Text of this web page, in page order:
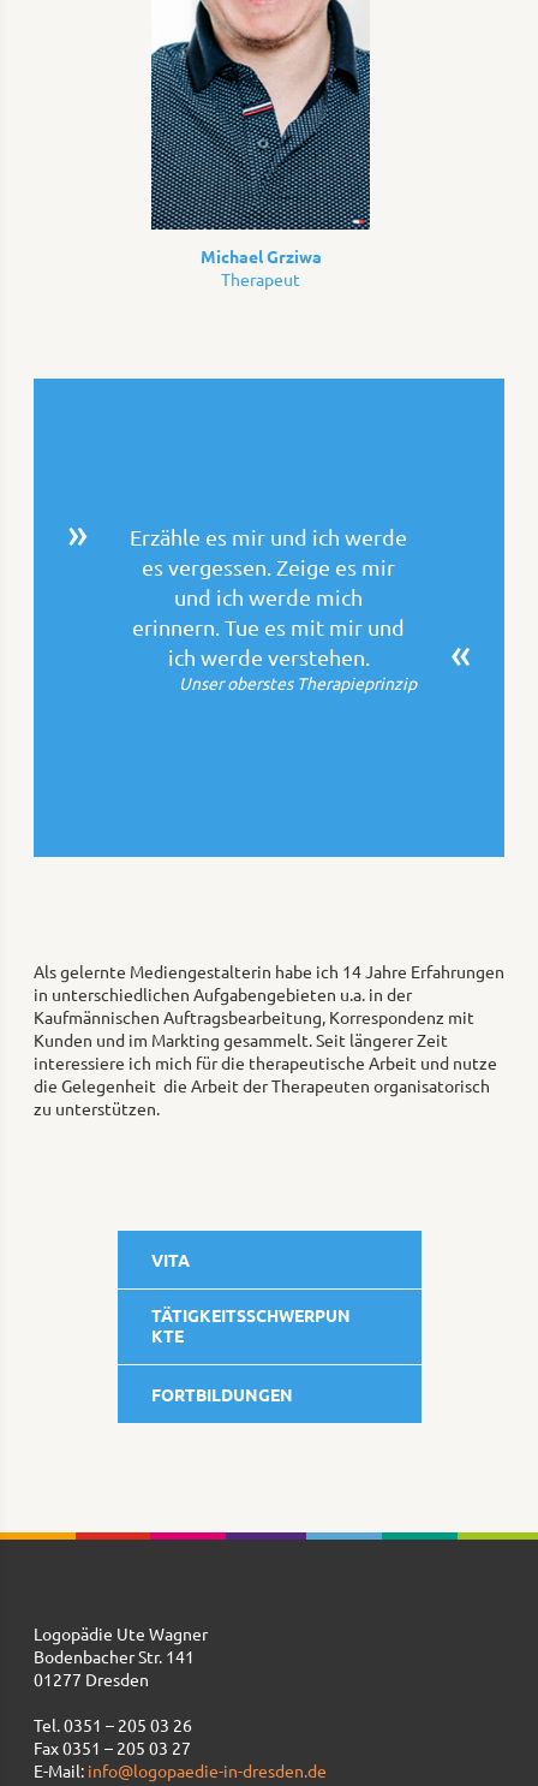
Michael Grziwa
Therapeut
Erzähle es mir und ich werde
es vergessen. Zeige es mir
und ich werde mich
erinnern. Tue es mit mir und
ich werde verstehen.
Unser oberstes Therapieprinzip
Als gelernte Mediengestalterin habe ich 14 Jahre Erfahrungen
in unterschiedlichen Aufgabengebieten u.a. in der
Kaufmännischen Auftragsbearbeitung, Korrespondenz mit
Kunden und im Markting gesammelt. Seit längerer Zeit
interessiere ich mich für die therapeutische Arbeit und nutze
die Gelegenheit die Arbeit der Therapeuten organisatorisch
zu unterstützen.
VITA
TÄTIGKEITSSCHWERPUN
KTE
FORTBILDUNGEN
Logopädie Ute Wagner
Bodenbacher Str. 141
01277 Dresden
Tel. 0351 – 205 03 26
Fax 0351 – 205 03 27
E-Mail: info@logopaedie-in-dresden.de